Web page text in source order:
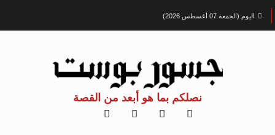
اليوم (الجمعة 07 أغسطس 2026)
نصلكم بما هو أبعد من القصة